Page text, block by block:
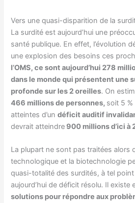
Vers une quasi-disparition de la
La surdité est aujourd’hui une
santé publique. En effet, l’évolution
une explosion des besoins ces
l’OMS, ce sont aujourd’hui 278
dans le monde qui présentent une
profonde sur les 2 oreilles. On
466 millions de personnes, soit 5
atteintes d’undéficit auditif
devrait atteindre 900 millions d’ici à
La plupart ne sont pas traitées alors
technologique et la biotechnologie
quasi-totalité des surdités, à tel point
aujourd’hui de déficit résolu. Il existe
solutions pour répondre aux